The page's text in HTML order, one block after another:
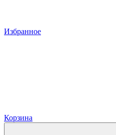
Избранное
Корзина